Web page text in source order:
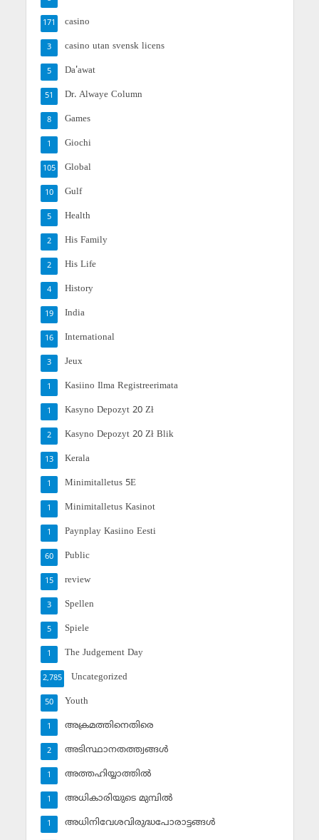
casino
171
casino utan svensk licens
3
Da'awat
5
Dr. Alwaye Column
51
Games
8
Giochi
1
Global
105
Gulf
10
Health
5
His Family
2
His Life
2
History
4
India
19
International
16
Jeux
3
Kasiino Ilma Registreerimata
1
Kasyno Depozyt 20 Zł
1
Kasyno Depozyt 20 Zł Blik
2
Kerala
13
Minimitalletus 5E
1
Minimitalletus Kasinot
1
Paynplay Kasiino Eesti
1
Public
60
review
15
Spellen
3
Spiele
5
The Judgement Day
1
Uncategorized
2,785
Youth
50
അക്രമത്തിനെതിരെ
1
അടിസ്ഥാനതത്ത്വങ്ങള്‍
2
അത്തഹിയ്യാത്തില്‍
1
അധികാരിയുടെ മുമ്പില്‍
1
അധിനിവേശവിരുദ്ധപോരാട്ടങ്ങള്‍
1